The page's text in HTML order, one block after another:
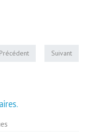
Précédent Suivant